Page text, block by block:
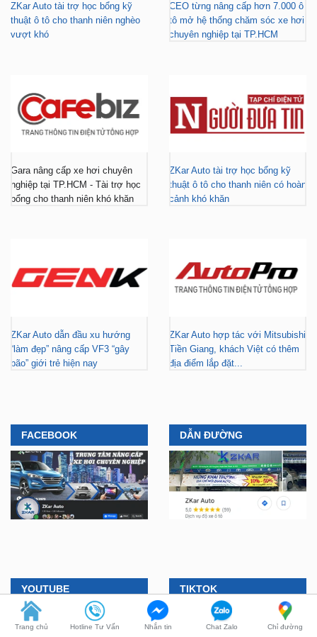
ZKar Auto tài trợ học bổng kỹ
thuật ô tô cho thanh niên nghèo
vượt khó
CEO từng nâng cấp hơn 7.000 ô
tô mở hệ thống chăm sóc xe hơi
chuyên nghiệp tại TP.HCM
Gara nâng cấp xe hơi chuyên
nghiệp tại TP.HCM - Tài trợ học
bổng cho thanh niên khó khăn
ZKar Auto tài trợ học bổng kỹ
thuật ô tô cho thanh niên có hoàn
cảnh khó khăn
ZKar Auto dẫn đầu xu hướng
“làm đẹp” nâng cấp VF3 “gây
bão” giới trẻ hiện nay
ZKar Auto hợp tác với Mitsubishi
Tiền Giang, khách Việt có thêm
địa điểm lắp đặt...
FACEBOOK DẪN ĐƯỜNG
YOUTUBE TIKTOK
Trang chủ Hotline Tư Vấn Nhắn tin Chat Zalo Chỉ đường